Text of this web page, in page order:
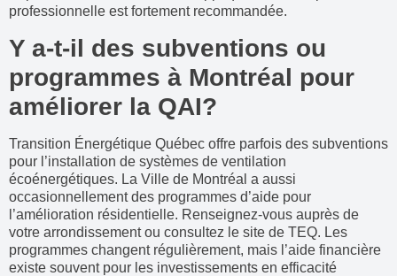
professionnelle est fortement recommandée.
Y a-t-il des subventions ou
programmes à Montréal pour
améliorer la QAI?
Transition Énergétique Québec offre parfois des subventions
pour l’installation de systèmes de ventilation
écoénergétiques. La Ville de Montréal a aussi
occasionnellement des programmes d’aide pour
l’amélioration résidentielle. Renseignez-vous auprès de
votre arrondissement ou consultez le site de TEQ. Les
programmes changent régulièrement, mais l’aide financière
existe souvent pour les investissements en efficacité